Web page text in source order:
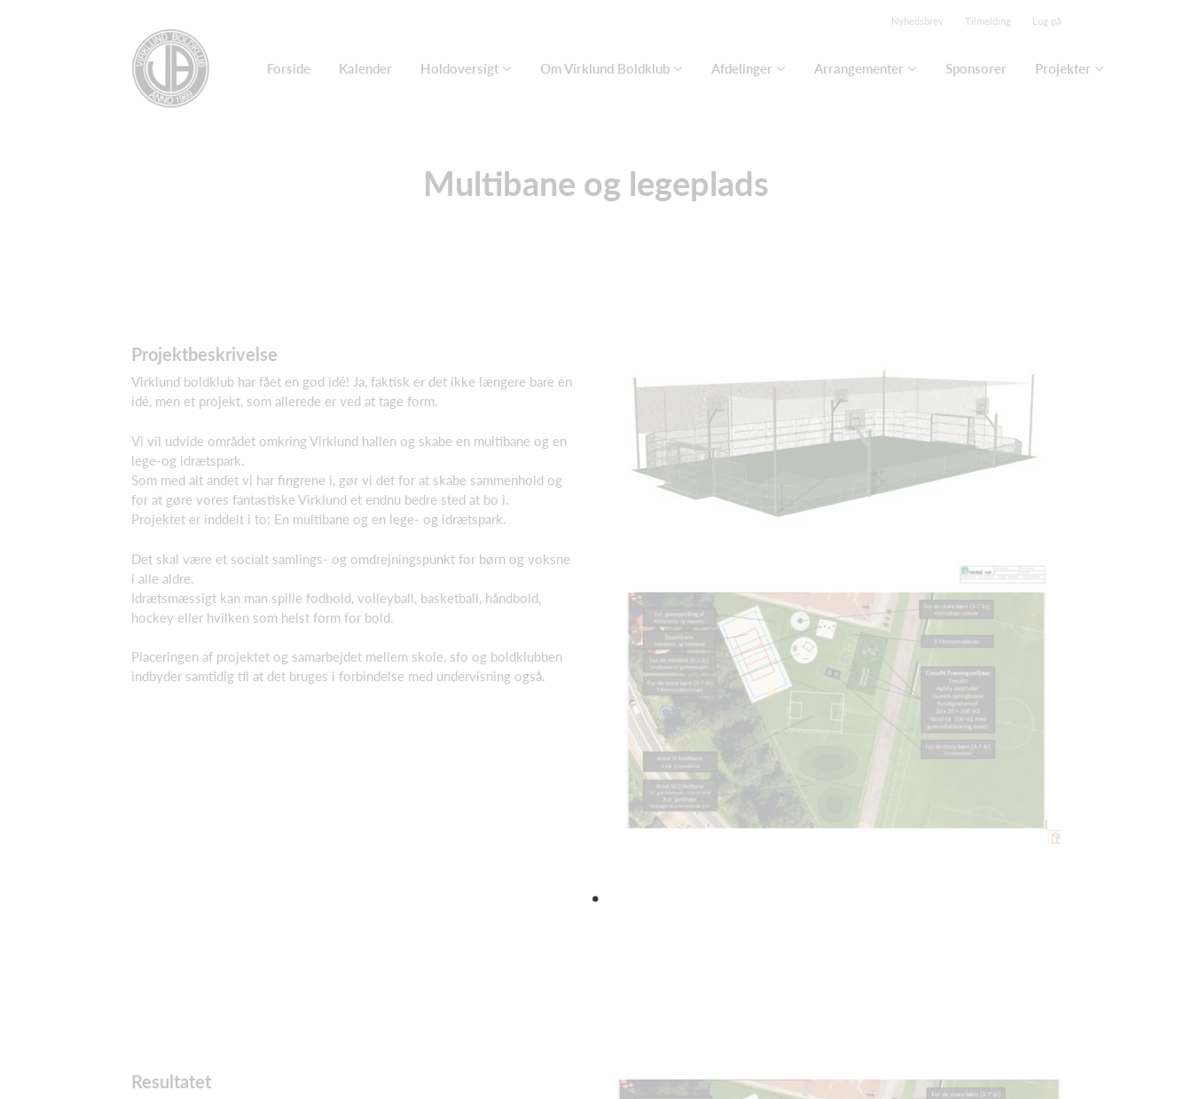
Nyhedsbrev Tilmelding Log på
Forside Kalender Holdoversigt Om Virklund Boldklub Afdelinger Arrangementer Sponsorer Projekter
Multibane og legeplads
Projektbeskrivelse
Virklund boldklub har fået en god idé! Ja, faktisk er det ikke længere bare en
idé, men et projekt, som allerede er ved at tage form.
Vi vil udvide området omkring Virklund hallen og skabe en multibane og en
lege-og idrætspark.
Som med alt andet vi har fingrene i, gør vi det for at skabe sammenhold og
for at gøre vores fantastiske Virklund et endnu bedre sted at bo i.
Projektet er inddelt i to; En multibane og en lege- og idrætspark.
Det skal være et socialt samlings- og omdrejningspunkt for børn og voksne
i alle aldre.
Idrætsmæssigt kan man spille fodbold, volleyball, basketball, håndbold,
hockey eller hvilken som helst form for bold.
Placeringen af projektet og samarbejdet mellem skole, sfo og boldklubben
indbyder samtidig til at det bruges i forbindelse med undervisning også.
Resultatet